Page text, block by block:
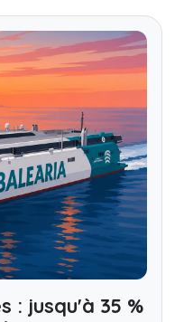
: jusqu'à 35 %